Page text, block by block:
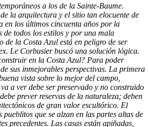
a los de la Sainte-Baume.
la arquitectura y el sitio tan elocuente de
en los últimos cincuenta años por la
de todos los estilos y por una mala
de la Costa Azul está en peligro de ser
Le Corbusier buscó una solución lógica.
en la Costa Azul? Para poder
sus inmejorables perspectivas. La primera
vista sobre lo mejor del campo,
a ver debe ser preservado y no construido
prever reservas de la naturaleza; deben
de gran valor escultórico. El
pueblitos que se alzan en las partes altas de
precedentes. Las casas están apiñadas,